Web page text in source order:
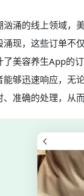
汹涌的线上领域，
涌现，这些订单不
了美容养生App的
能够迅速响应，无
准确的处理，从